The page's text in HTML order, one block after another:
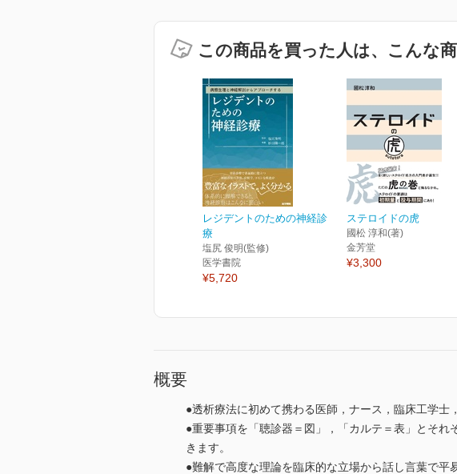
この商品を買った人は、こんな
レジデントのための神経診
療
塩尻 俊明(監修)
医学書院
¥5,720
ステロイドの虎
國松 淳和(著)
金芳堂
¥3,300
概要
●透析療法に初めて携わる医師，ナース，臨床工学士
●重要事項を「聴診器＝図」，「カルテ＝表」とそ
きます。
●難解で高度な理論を臨床的な立場から話し言葉で平